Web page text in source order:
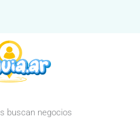
buscan negocios